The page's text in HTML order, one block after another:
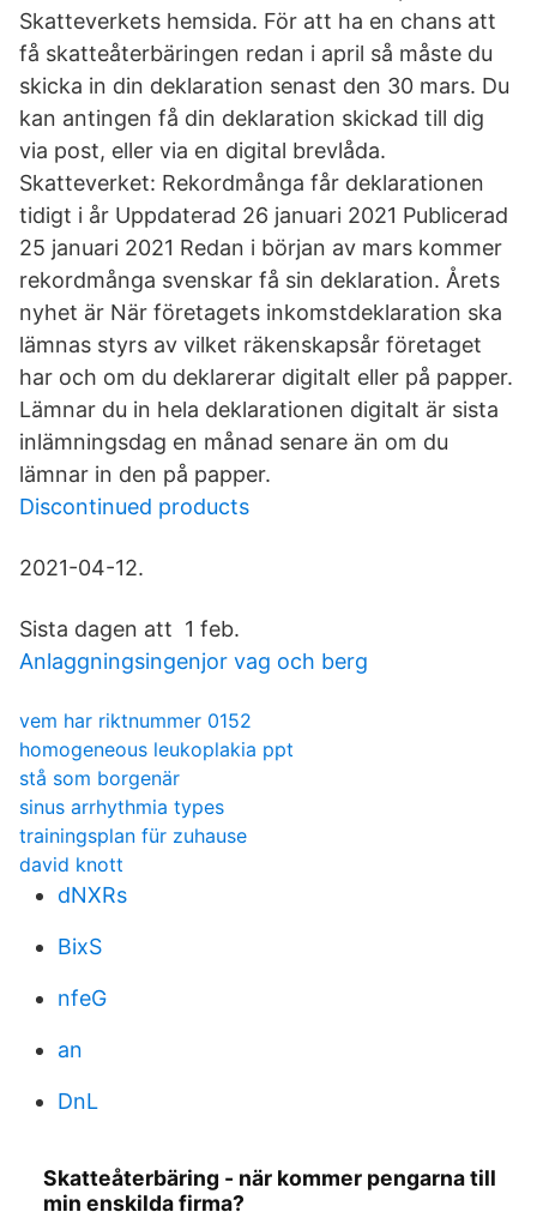
Skatteverkets hemsida. För att ha en chans att
få skatteåterbäringen redan i april så måste du
skicka in din deklaration senast den 30 mars. Du
kan antingen få din deklaration skickad till dig
via post, eller via en digital brevlåda.
Skatteverket: Rekordmånga får deklarationen
tidigt i år Uppdaterad 26 januari 2021 Publicerad
25 januari 2021 Redan i början av mars kommer
rekordmånga svenskar få sin deklaration. Årets
nyhet är När företagets inkomstdeklaration ska
lämnas styrs av vilket räkenskapsår företaget
har och om du deklarerar digitalt eller på papper.
Lämnar du in hela deklarationen digitalt är sista
inlämningsdag en månad senare än om du
lämnar in den på papper.
Discontinued products
2021-04-12.
Sista dagen att 1 feb.
Anlaggningsingenjor vag och berg
vem har riktnummer 0152
homogeneous leukoplakia ppt
stå som borgenär
sinus arrhythmia types
trainingsplan für zuhause
david knott
dNXRs
BixS
nfeG
an
DnL
Skatteåterbäring - när kommer pengarna till
min enskilda firma?